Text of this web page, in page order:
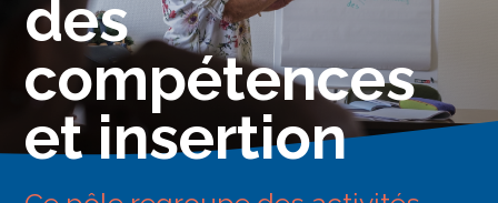
des
compétences
et insertion